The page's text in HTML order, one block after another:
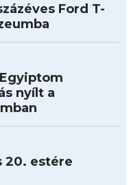
Ford T-
nyílt a
20. estére